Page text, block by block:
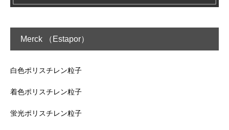
Merck （Estapor）
白色ポリスチレン粒子
着色ポリスチレン粒子
蛍光ポリスチレン粒子